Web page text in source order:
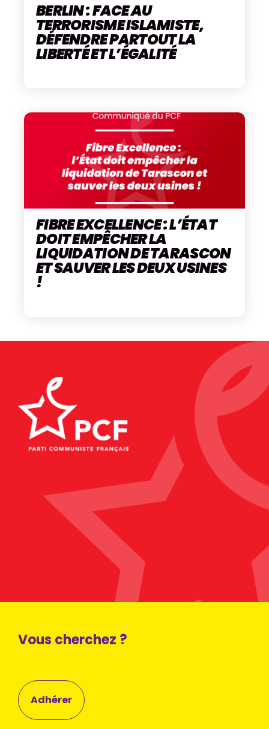
BERLIN : FACE AU
TERRORISME ISLAMISTE,
DÉFENDRE PARTOUT LA
LIBERTÉ ET L’ÉGALITÉ
FIBRE EXCELLENCE : L’ÉTAT
DOIT EMPÊCHER LA
LIQUIDATION DE TARASCON
ET SAUVER LES DEUX USINES
!
Vous cherchez ?
Adhérer